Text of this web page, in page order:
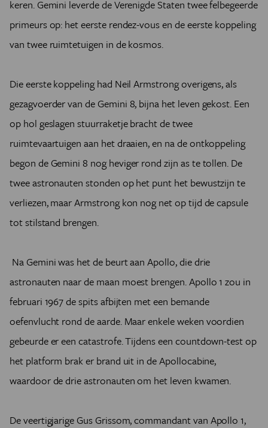
keren. Gemini leverde de Verenigde Staten twee felbegeerde
primeurs op: het eerste rendez-vous en de eerste koppeling
van twee ruimtetuigen in de kosmos.
Die eerste koppeling had Neil Armstrong overigens, als
gezagvoerder van de Gemini 8, bijna het leven gekost. Een
op hol geslagen stuurraketje bracht de twee
ruimtevaartuigen aan het draaien, en na de ontkoppeling
begon de Gemini 8 nog heviger rond zijn as te tollen. De
twee astronauten stonden op het punt het bewustzijn te
verliezen, maar Armstrong kon nog net op tijd de capsule
tot stilstand brengen.
Na Gemini was het de beurt aan Apollo, die drie
astronauten naar de maan moest brengen. Apollo 1 zou in
februari 1967 de spits afbijten met een bemande
oefenvlucht rond de aarde. Maar enkele weken voordien
gebeurde er een catastrofe. Tijdens een countdown-test op
het platform brak er brand uit in de Apollocabine,
waardoor de drie astronauten om het leven kwamen.
De veertigjarige Gus Grissom, commandant van Apollo 1,